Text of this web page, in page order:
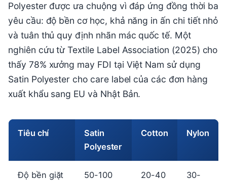
Polyester được ưa chuộng vì đáp ứng đồng thời ba
yêu cầu: độ bền cơ học, khả năng in ấn chi tiết nhỏ
và tuân thủ quy định nhãn mác quốc tế. Một
nghiên cứu từ Textile Label Association (2025) cho
thấy 78% xưởng may FDI tại Việt Nam sử dụng
Satin Polyester cho care label của các đơn hàng
xuất khẩu sang EU và Nhật Bản.
Tiêu chí
Satin
Polyester
Cotton Nylon
Độ bền giặt
50-100 20-40
30-